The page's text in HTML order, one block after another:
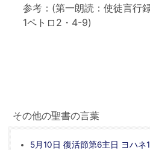
参考：(第一朗読：使徒言行
1ペトロ2・4-9)
その他の聖書の言葉
5月10日 復活節第6主日 ヨハネ